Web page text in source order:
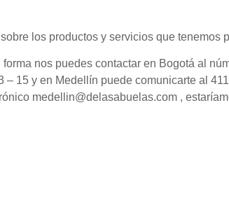
los productos y servicios que tenemos
forma nos puedes contactar en Bogotá al
15 y en Medellín puede comunicarte al
medellin@delasabuelas.com ,